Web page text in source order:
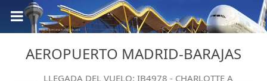
AEROPUERTO MADRID-BARAJAS
LLEGADA DEL VUELO: IB4978 - CHARLOTTE A